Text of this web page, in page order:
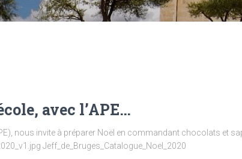
avec l’APE…
nous invite à préparer Noël en commandant chocolats et
Jeff_de_Bruges_Catalogue_Noel_2020